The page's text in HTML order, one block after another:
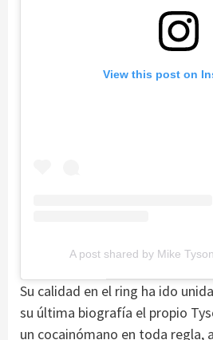
View this post on
A post shared by Mike
Su calidad en el ring ha ido
su última biografía el propio
un cocainómano en toda regla,